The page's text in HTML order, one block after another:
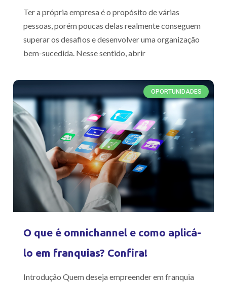
Ter a própria empresa é o propósito de várias
pessoas, porém poucas delas realmente conseguem
superar os desafios e desenvolver uma organização
bem-sucedida. Nesse sentido, abrir
OPORTUNIDADES
O que é omnichannel e como aplicá-
lo em franquias? Confira!
Introdução Quem deseja empreender em franquia